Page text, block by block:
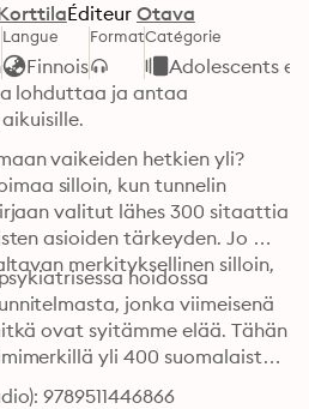
Éditeur Otava
Langue
Finnois
FormatCatégorie
Adolescents et
lohduttaa ja antaa
vaikeiden hetkien yli?
silloin, kun tunnelin
valitut lähes 300 sitaattia
asioiden tärkeyden. Jo
merkityksellinen silloin,
hoidossa
jonka viimeisenä
ovat syitämme elää. Tähän
yli 400 suomalaista
9789511446866